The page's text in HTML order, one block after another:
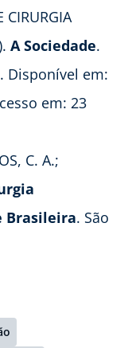
CIRURGIA
A Sociedade.
Disponível em:
em: 23
C. A.;
Brasileira. São